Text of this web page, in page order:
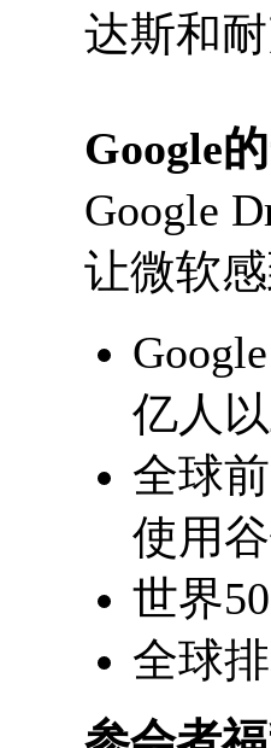
达斯和
Google
Google
让微软
亿人以
全球
使用
世界
全球